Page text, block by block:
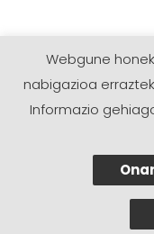
diren ikus-
azterketa
Genero
Webgune
nabigazioa
Informazio